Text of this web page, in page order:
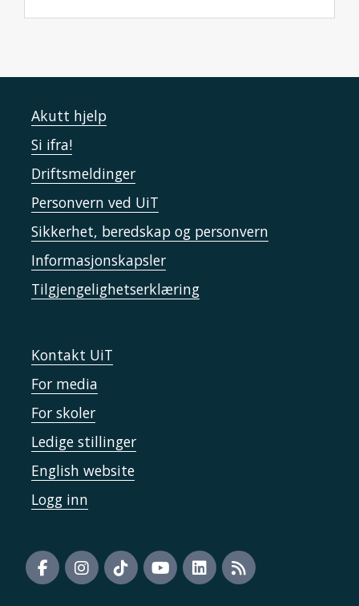
Akutt hjelp
Si ifra!
Driftsmeldinger
Personvern ved UiT
Sikkerhet, beredskap og personvern
Informasjonskapsler
Tilgjengelighetserklæring
Kontakt UiT
For media
For skoler
Ledige stillinger
English website
Logg inn